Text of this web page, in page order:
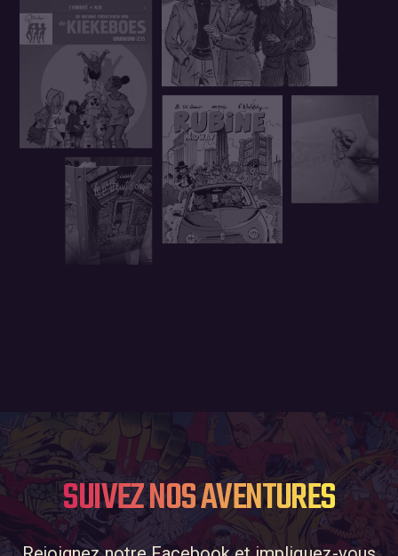
SUIVEZ NOS AVENTURES